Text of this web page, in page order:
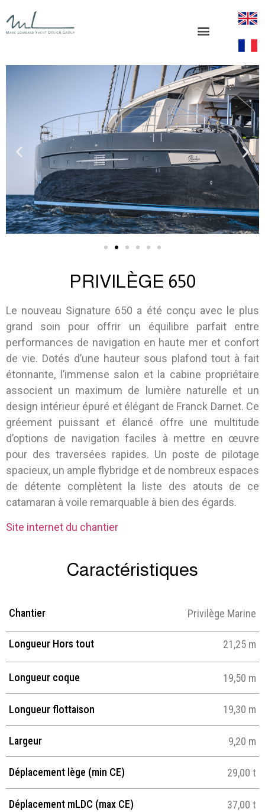
PRIVILÈGE 650
Le nouveau Signature 650 a été conçu avec le plus
grand soin pour offrir un équilibre parfait entre
performances de navigation en haute mer et confort
de vie. Dotés d’une hauteur sous plafond tout à fait
étonnante, l’immense salon et la cabine propriétaire
associent un maximum de lumière naturelle et un
design intérieur épuré et élégant de Franck Darnet. Ce
gréement puissant et élancé offre une multitude
d’options de navigation faciles à mettre en œuvre
pour des traversées rapides. Un poste de pilotage
spacieux, un ample flybridge et de nombreux espaces
de détente complètent la liste des atouts de ce
catamaran à voile remarquable à bien des égards.
Site internet du chantier
Caractéristiques
Chantier Privilège Marine
Longueur Hors tout 21,25 m
Longueur coque 19,50 m
Longueur flottaison 19,30 m
Largeur 9,20 m
Déplacement lège (min CE) 29,00 t
Déplacement mLDC (max CE) 37,00 t